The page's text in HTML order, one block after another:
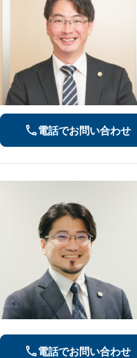
電話でお問い合わせ
電話でお問い合わせ